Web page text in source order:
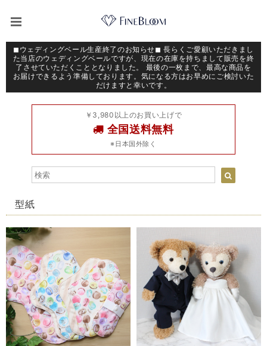
◼︎ウェディングベール生産終了のお知らせ◼︎ 長らくご愛顧いただきまし
た当店のウェディングベールですが、現在の在庫を持ちまして販売を終
了させていただくこととなりました。 最後の一枚まで、最高な商品を
お届けできるよう準備しております。気になる方はお早めにご検討いた
だけますと幸いです。
￥3,980以上のお買い上げで
全国送料無料
※日本国外除く
型紙